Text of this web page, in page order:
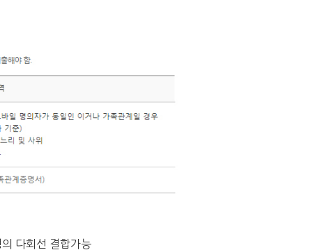
다회선 결합가능